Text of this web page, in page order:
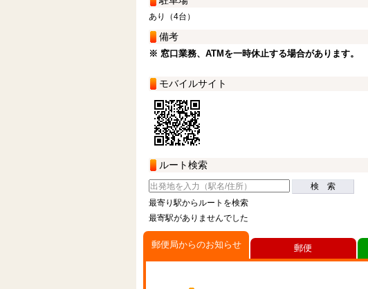
あり（4台）
備考
※ 窓口業務、ATMを一時休止する場合があります。
モバイルサイト
ルート検索
検 索
最寄り駅からルートを検索
最寄駅がありませんでした
郵便局からのお知らせ 郵便